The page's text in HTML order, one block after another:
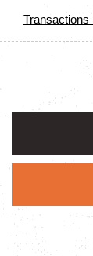
Transactions